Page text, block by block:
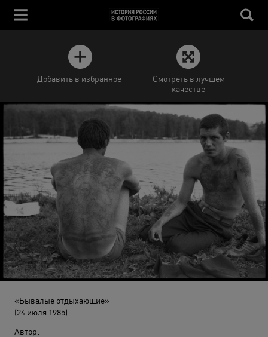
Добавить в избранное
Смотреть в лучшем
качестве
«Бывалые отдыхающие»
(24 июля 1985)
Автор: